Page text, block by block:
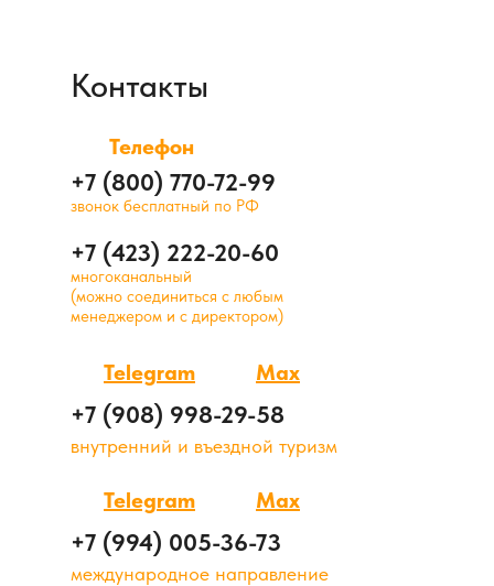
Контакты
Телефон
+7 (800) 770-72-99
+7 (423) 222-20-60
звонок бесплатный по РФ
+7 (908) 998-29-58
многоканальный
(можно соединиться с любым
менеджером и с директором)
Telegram
Telegram
+7 (994) 005-36-73
международное направление
внутренний и въездной туризм
Max
Max